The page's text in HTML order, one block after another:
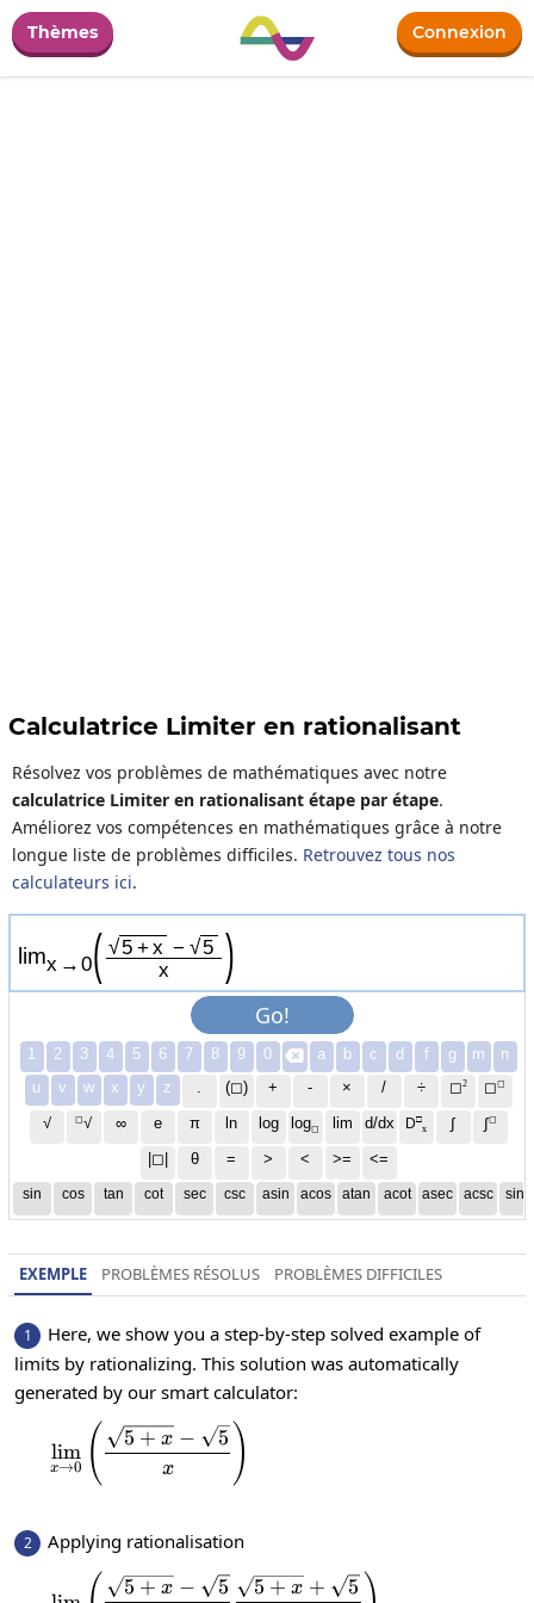
Thèmes Connexion
Calculatrice Limiter en rationalisant
Résolvez vos problèmes de mathématiques avec notre
calculatrice Limiter en rationalisant étape par étape.
Améliorez vos compétences en mathématiques grâce à notre
longue liste de problèmes difficiles. Retrouvez tous nos
calculateurs ici.
limx → 0( √5 +x − √5
x
)
Go!
1 2 3 4 5 6 7 8 9 0  a b c d f g m
n
u
v w x y z . (◻) + - × / ÷ ◻2 ◻◻
√ ◻√ ∞ e π ln log log◻ lim d/dx D□
x
∫ ∫◻
|◻| θ = > < >= <=
sin cos tan cot sec csc asin acos atan acot asec acsc sinh
EXEMPLE PROBLÈMES RÉSOLUS PROBLÈMES DIFFICILES
1
Here, we show you a step-by-step solved example of
limits by rationalizing. This solution was automatically
generated by our smart calculator:
\lim_{x\to0}\left(\frac{\sqrt{5+x}-
x→0
lim ( x
5 + x − 5 )
2 Applying rationalisation
\lim_{x\to
5 + x −
5
5 + x + 5